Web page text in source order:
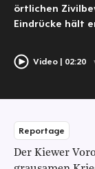
örtlichen
Eindrücke hält
Video 02:20
Reportage
Der Kiewer